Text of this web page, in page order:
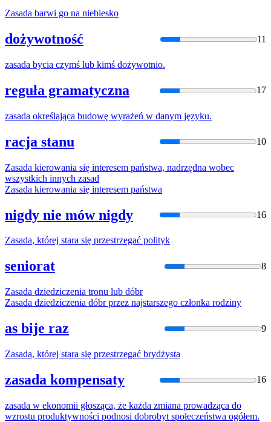
Zasada barwi go na niebiesko
dożywotność 11
zasada bycia czymś lub kimś dożywotnio.
reguła gramatyczna 17
zasada określająca budowę wyrażeń w danym języku.
racja stanu 10
Zasada kierowania się interesem państwa, nadrzędna wobec
wszystkich innych zasad
Zasada kierowania się interesem państwa
nigdy nie mów nigdy 16
Zasada, której stara się przestrzegać polityk
seniorat 8
Zasada dziedziczenia tronu lub dóbr
Zasada dziedziczenia dóbr przez najstarszego członka rodziny
as bije raz 9
Zasada, której stara się przestrzegać brydżysta
zasada kompensaty 16
zasada w ekonomii głosząca, że każda zmiana prowadząca do
wzrostu produktywności podnosi dobrobyt społeczeństwa ogółem.